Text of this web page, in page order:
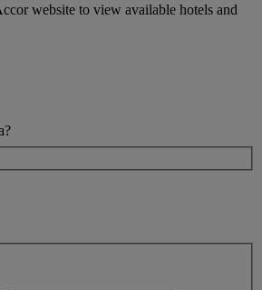
website to view available hotels and